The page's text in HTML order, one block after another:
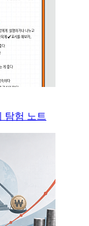
탐험 노트